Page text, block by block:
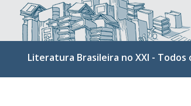
Literatura Brasileira no XXI -